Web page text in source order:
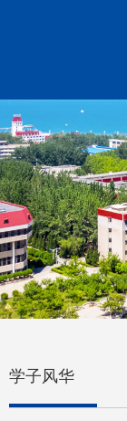
学子风华